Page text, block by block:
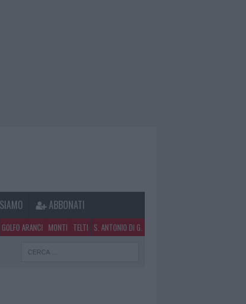
ABBONATI
GOLFO ARANCI MONTI TELTI S. ANTONIO DI G.